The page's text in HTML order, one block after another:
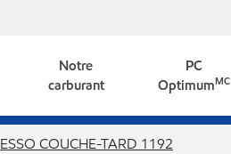
Notre
carburant
PC
OptimumMC
ESSO COUCHE-TARD 1192